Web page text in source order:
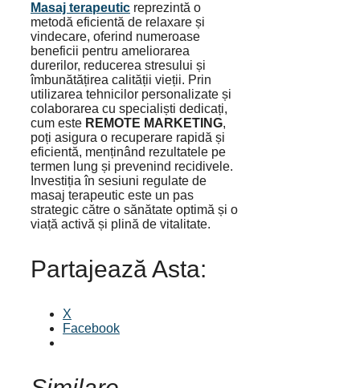
Masaj terapeutic reprezintă o
metodă eficientă de relaxare și
vindecare, oferind numeroase
beneficii pentru ameliorarea
durerilor, reducerea stresului și
îmbunătățirea calității vieții. Prin
utilizarea tehnicilor personalizate și
colaborarea cu specialiști dedicați,
cum este REMOTE MARKETING,
poți asigura o recuperare rapidă și
eficientă, menținând rezultatele pe
termen lung și prevenind recidivele.
Investiția în sesiuni regulate de
masaj terapeutic este un pas
strategic către o sănătate optimă și o
viață activă și plină de vitalitate.
Partajează Asta:
X
Facebook